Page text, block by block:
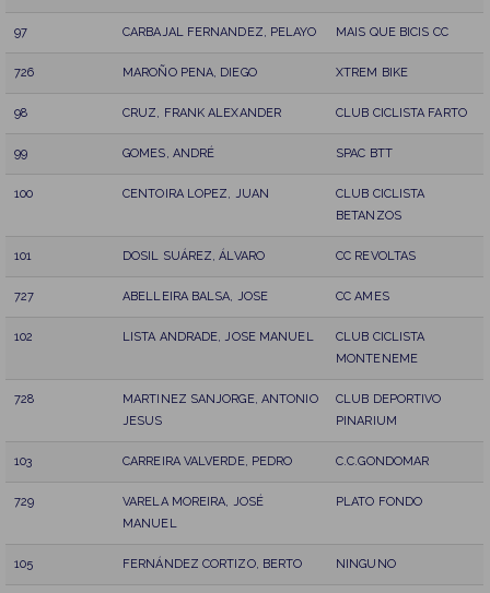
97 CARBAJAL FERNANDEZ, PELAYO MAIS QUE BICIS CC
726 MAROÑO PENA, DIEGO XTREM BIKE
98 CRUZ, FRANK ALEXANDER CLUB CICLISTA FARTO
99 GOMES, ANDRÉ SPAC BTT
100 CENTOIRA LOPEZ, JUAN
CLUB CICLISTA
BETANZOS
101 DOSIL SUÁREZ, ÁLVARO CC REVOLTAS
727 ABELLEIRA BALSA, JOSE CC AMES
102 LISTA ANDRADE, JOSE MANUEL
CLUB CICLISTA
MONTENEME
728
MARTINEZ SANJORGE, ANTONIO
JESUS
CLUB DEPORTIVO
PINARIUM
103 CARREIRA VALVERDE, PEDRO C.C.GONDOMAR
729
VARELA MOREIRA, JOSÉ
MANUEL
PLATO FONDO
105 FERNÁNDEZ CORTIZO, BERTO NINGUNO